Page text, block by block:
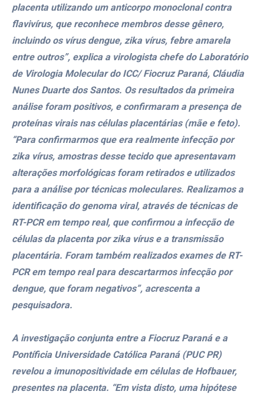
placenta utilizando um anticorpo monoclonal contra
flavivírus, que reconhece membros desse gênero,
incluindo os vírus dengue, zika vírus, febre amarela
entre outros”, explica a virologista chefe do Laboratório
de Virologia Molecular do ICC/ Fiocruz Paraná, Cláudia
Nunes Duarte dos Santos. Os resultados da primeira
análise foram positivos, e confirmaram a presença de
proteínas virais nas células placentárias (mãe e feto).
“Para confirmarmos que era realmente infecção por
zika vírus, amostras desse tecido que apresentavam
alterações morfológicas foram retirados e utilizados
para a análise por técnicas moleculares. Realizamos a
identificação do genoma viral, através de técnicas de
RT-PCR em tempo real, que confirmou a infecção de
células da placenta por zika vírus e a transmissão
placentária. Foram também realizados exames de RT-
PCR em tempo real para descartarmos infecção por
dengue, que foram negativos”, acrescenta a
pesquisadora.
A investigação conjunta entre a Fiocruz Paraná e a
Pontíficia Universidade Católica Paraná (PUC PR)
revelou a imunopositividade em células de Hofbauer,
presentes na placenta. “Em vista disto, uma hipótese